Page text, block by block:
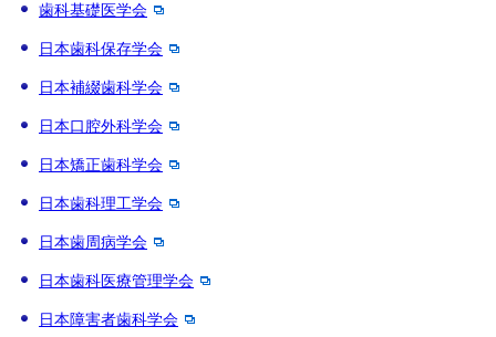
歯科基礎医学会
日本歯科保存学会
日本補綴歯科学会
日本口腔外科学会
日本矯正歯科学会
日本歯科理工学会
日本歯周病学会
日本歯科医療管理学会
日本障害者歯科学会